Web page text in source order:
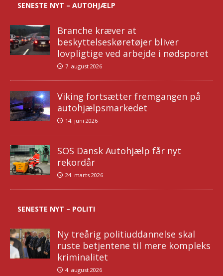
SENESTE NYT – AUTOHJÆLP
Branche kræver at
beskyttelseskøretøjer bliver
lovpligtige ved arbejde i nødsporet
7. august 2026
Viking fortsætter fremgangen på
autohjælpsmarkedet
14. juni 2026
SOS Dansk Autohjælp får nyt
rekordår
24. marts 2026
SENESTE NYT – POLITI
Ny treårig politiuddannelse skal
ruste betjentene til mere kompleks
kriminalitet
4. august 2026